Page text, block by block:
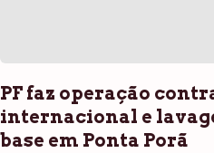
PF faz operação
internacional e
base em Ponta Porã